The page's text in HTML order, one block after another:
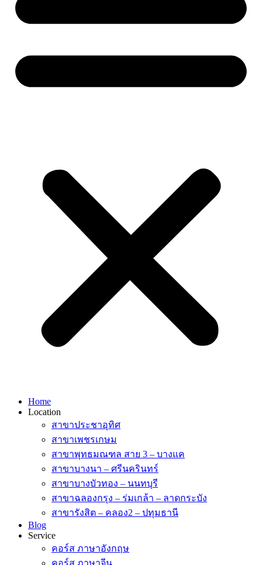
Home
Location
สาขาประชาอุทิศ
สาขาเพชรเกษม
สาขาพุทธมณฑล สาย 3 – บางแค
สาขาบางนา – ศรีนครินทร์
สาขาบางบัวทอง – นนทบุรี
สาขาฉลองกรุง – ร่มเกล้า – ลาดกระบัง
สาขารังสิต – คลอง2 – ปทุมธานี
Blog
Service
คอร์ส ภาษาอังกฤษ
คอร์ส ภาษาจีน